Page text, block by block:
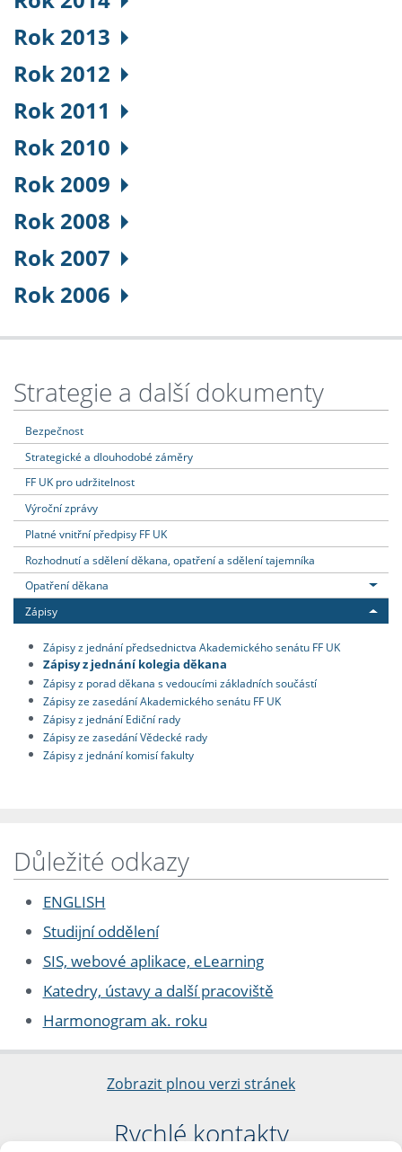
Rok 2013
Rok 2012
Rok 2011
Rok 2010
Rok 2009
Rok 2008
Rok 2007
Rok 2006
Strategie a další dokumenty
Bezpečnost
Strategické a dlouhodobé záměry
FF UK pro udržitelnost
Výroční zprávy
Platné vnitřní předpisy FF UK
Rozhodnutí a sdělení děkana, opatření a sdělení tajemníka
Opatření děkana
Zápisy
Zápisy z jednání předsednictva Akademického senátu FF UK
Zápisy z jednání kolegia děkana
Zápisy z porad děkana s vedoucími základních součástí
Zápisy ze zasedání Akademického senátu FF UK
Zápisy z jednání Ediční rady
Zápisy ze zasedání Vědecké rady
Zápisy z jednání komisí fakulty
Důležité odkazy
ENGLISH
Studijní oddělení
SIS, webové aplikace, eLearning
Katedry, ústavy a další pracoviště
Harmonogram ak. roku
Zobrazit plnou verzi stránek
Rychlé kontakty